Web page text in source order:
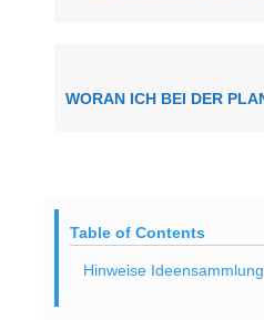
Table of Contents
Hinweise Ideensammlung